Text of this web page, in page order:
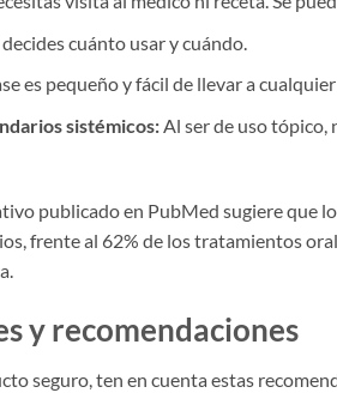
cuánto usar y cuándo.
es pequeño y fácil de llevar a
sistémicos:Al ser de uso tópico,
publicado en PubMed sugiere que
frente al 62% de los tratamientos
y recomendaciones
seguro, ten en cuenta estas